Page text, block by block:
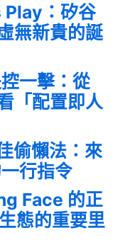
Play：矽谷
無新貴的誕
一擊：從
「配置即人
偷懶法：來
行指令
Face 的正
態的重要里